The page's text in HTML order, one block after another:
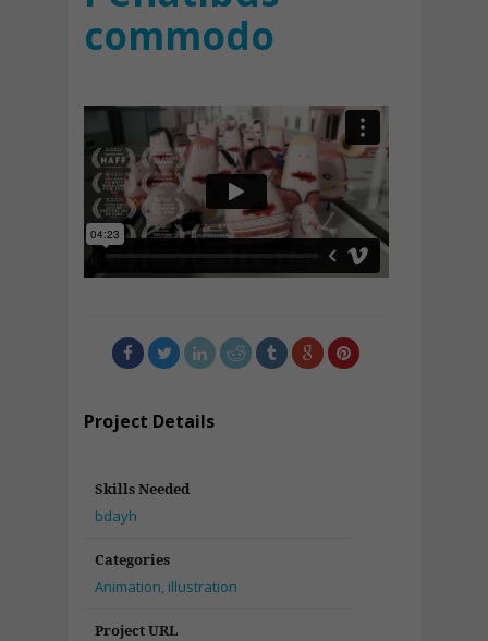
commodo
Project Details
Skills Needed
bdayh
Categories
Animation, illustration
Project URL